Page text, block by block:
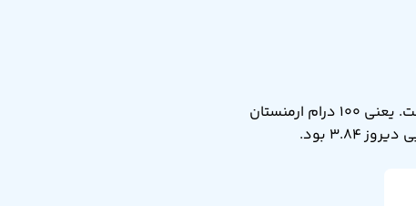
نرخ تبدیل صد درام ارمنستان به صد وون کره جنوبی امروز شنبه ۱۷ مرداد ۱۴۰۵ برابر ۳.۸۴ است. یعنی ۱۰۰ درام ارمنستان